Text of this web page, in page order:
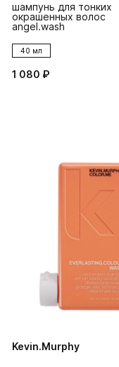
шампунь для тонких
окрашенных волос
angel.wash
40 мл
1 080 ₽
Kevin.Murphy